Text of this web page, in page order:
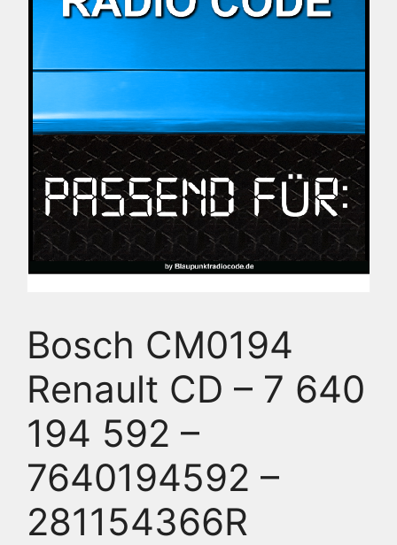
Bosch CM0194
Renault CD – 7 640
194 592 –
7640194592 –
281154366R